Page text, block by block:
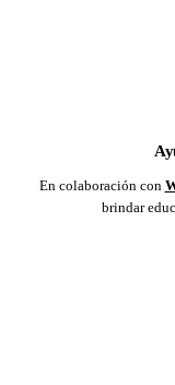
En colaboración con
brindar